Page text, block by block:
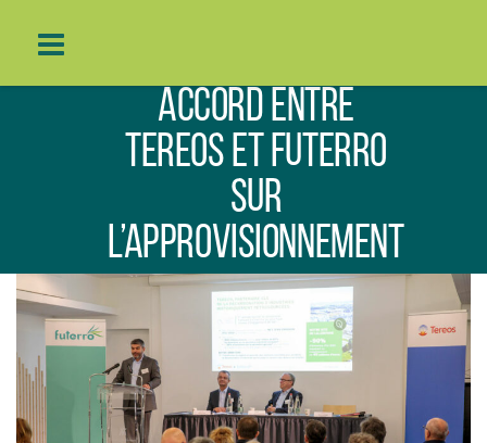
ACCORD ENTRE
TEREOS ET FUTERRO
SUR
L’APPROVISIONNEMENT